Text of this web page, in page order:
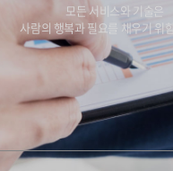
모든 서비스와 기술은
사람의 행복과 필요를 채우기 위함